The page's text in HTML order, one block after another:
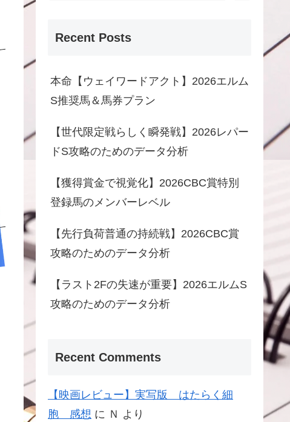
Recent Posts
本命【ウェイワードアクト】2026エルム
S推奨馬＆馬券プラン
【世代限定戦らしく瞬発戦】2026レパー
ドS攻略のためのデータ分析
【獲得賞金で視覚化】2026CBC賞特別
登録馬のメンバーレベル
【先行負荷普通の持続戦】2026CBC賞
攻略のためのデータ分析
【ラスト2Fの失速が重要】2026エルムS
攻略のためのデータ分析
Recent Comments
【映画レビュー】実写版 はたらく細
胞 感想 に Ｎ より